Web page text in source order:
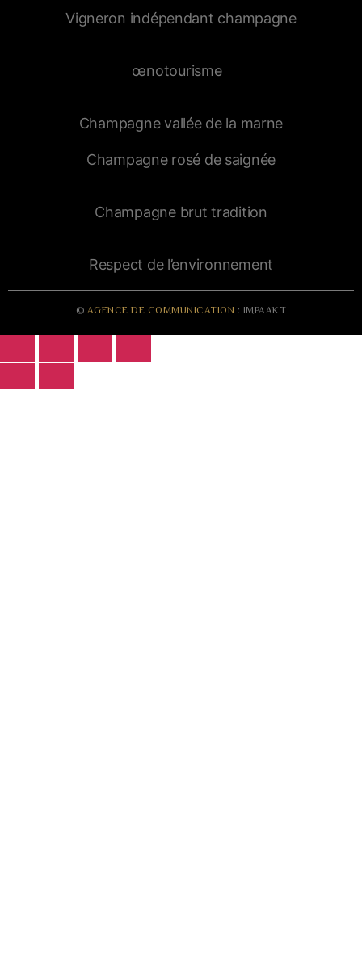
Vigneron indépendant champagne
œnotourisme
Champagne vallée de la marne
Champagne rosé de saignée
Champagne brut tradition
Respect de l’environnement
© AGENCE DE COMMUNICATION : IMPAAKT